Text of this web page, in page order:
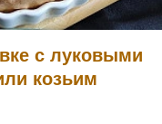
с луковыми
козьим